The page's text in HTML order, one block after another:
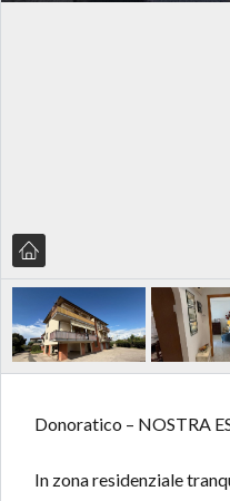
Donoratico – NOSTRA
In zona residenziale